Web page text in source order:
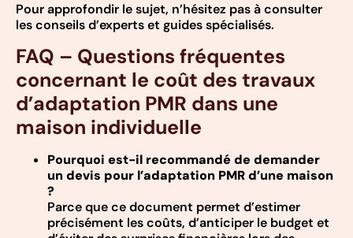
Pour approfondir le sujet, n’hésitez pas à consulter
les conseils d’experts et guides spécialisés.
FAQ – Questions fréquentes
concernant le coût des travaux
d’adaptation PMR dans une
maison individuelle
Pourquoi est-il recommandé de demander
un devis pour l’adaptation PMR d’une maison
?
Parce que ce document permet d’estimer
précisément les coûts, d’anticiper le budget et